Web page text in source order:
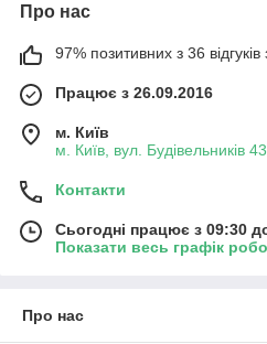
Про нас
97% позитивних з 36 відгуків
Працює з 26.09.2016
м. Київ
м. Київ, вул. Будівельників
Контакти
Сьогодні працює з 09:30
Показати весь графік
Про нас